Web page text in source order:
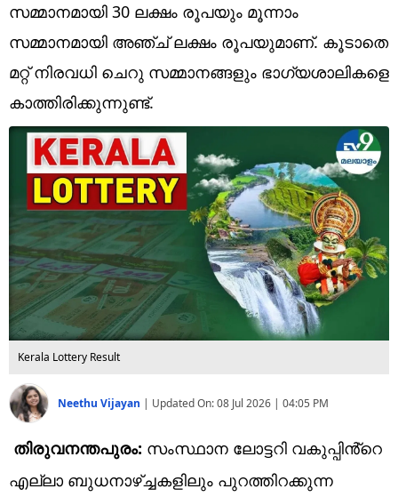
Photo
Short Videos
സമ്മാനമായി 30 ലക്ഷം രൂപയും മൂന്നാം
സമ്മാനമായി അഞ്ച് ലക്ഷം രൂപയുമാണ്. കൂടാതെ
മറ്റ് നിരവധി ചെറു സമ്മാനങ്ങളും ഭാഗ്യശാലികളെ
കാത്തിരിക്കുന്നുണ്ട്.
Kerala Lottery Result
Neethu Vijayan | Updated On:08 Jul 2026 | 04:05 PM
തിരുവനന്തപുരം: സംസ്ഥാന ലോട്ടറി വകുപ്പിൻ്റെ
എല്ലാ ബുധനാഴ്ച്ചകളിലും പുറത്തിറക്കുന്ന